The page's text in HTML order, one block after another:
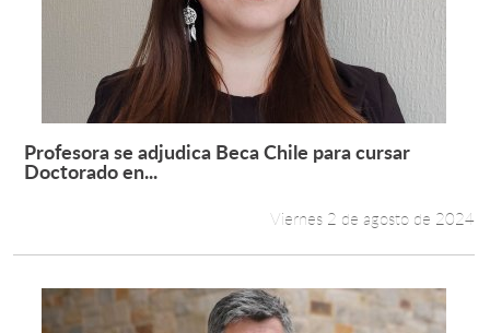
Leer más +
Profesora se adjudica Beca Chile para cursar
Doctorado en...
Viernes 2 de agosto de 2024